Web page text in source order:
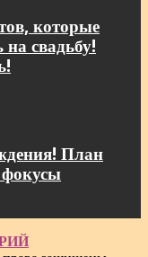
которые
свадьбу!
План
фокусы